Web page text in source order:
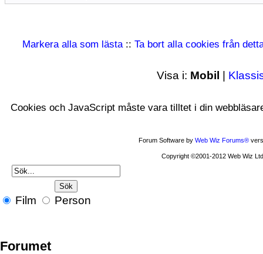
Markera alla som lästa :: Ta bort alla cookies från
Visa i: Mobil |
Cookies och JavaScript måste vara tilltet i din
Forum Software by Web Wiz Forums®
Copyright ©2001-2012 Web Wiz
Film Person
Forumet